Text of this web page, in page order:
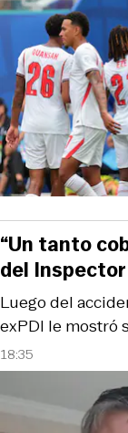
18:35
Luego del
exPDI le mostró
“Un tanto
del